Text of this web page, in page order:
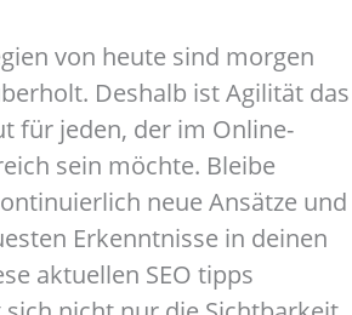
von heute sind morgen
Deshalb ist Agilität das
für jeden, der im Online-
sein möchte. Bleibe
neue Ansätze und
Erkenntnisse in deinen
aktuellen SEO tipps